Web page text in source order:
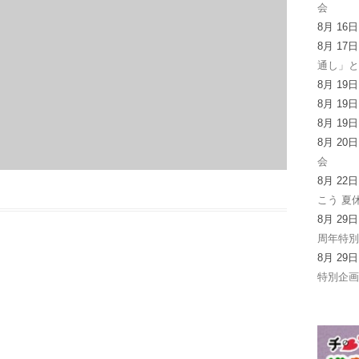
会
8月 16
8月 17
通し」
8月 19
8月 19
8月 19
8月 20
会
8月 22
こう 夏
8月 29
周年特
8月 29
特別企